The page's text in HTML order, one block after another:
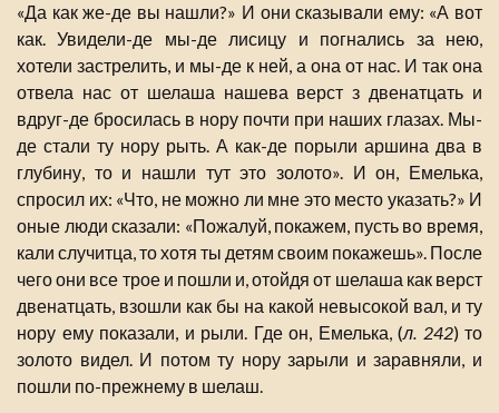
«Да как же-де вы нашли?» И они сказывали ему: «А вот
как. Увидели-де мы-де лисицу и погнались за нею,
хотели застрелить, и мы-де к ней, а она от нас. И так она
отвела нас от шелаша нашева верст з двенатцать и
вдруг-де бросилась в нору почти при наших глазах. Мы-
де стали ту нору рыть. А как-де порыли аршина два в
глубину, то и нашли тут это золото». И он, Емелька,
спросил их: «Что, не можно ли мне это место указать?» И
оные люди сказали: «Пожалуй, покажем, пусть во время,
кали случитца, то хотя ты детям своим покажешь». После
чего они все трое и пошли и, отойдя от шелаша как верст
двенатцать, взошли как бы на какой невысокой вал, и ту
нору ему показали, и рыли. Где он, Емелька, (л. 242) то
золото видел. И потом ту нору зарыли и заравняли, и
пошли по-прежнему в шелаш.